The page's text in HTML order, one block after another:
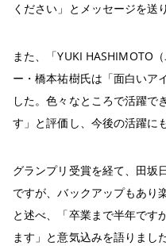
ください」とメッセージを送
また、「YUKI HASHIMOTO
ー・橋本祐樹氏は「面白いア
した。色々なところで活躍で
す」と評価し、今後の活躍に
グランプリ受賞を経て、田坂
ですが、バックアップもあり
と述べ、「卒業まで半年です
ます」と意気込みを語りました